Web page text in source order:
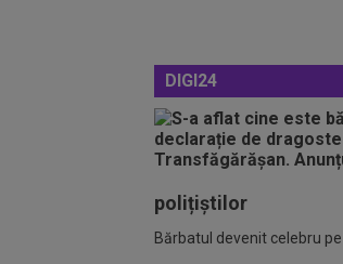
DIGI24
polițiștilor
Bărbatul devenit celebru